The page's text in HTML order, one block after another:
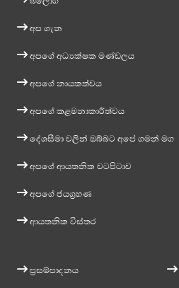
අප ගැන
අපගේ අධ්‍යක්ෂක මණ්ඩලය
අපගේ නායකත්වය
අපගේ කළමනාකාරීත්වය
දේශසීමා වලින් ඔබ්බට අපේ ගමන් මග
අපගේ ආයතනික වටපිටාව
අපගේ ජයග්‍රහණ
ආයතනික විස්තර
ප්‍රසම්පාදනය